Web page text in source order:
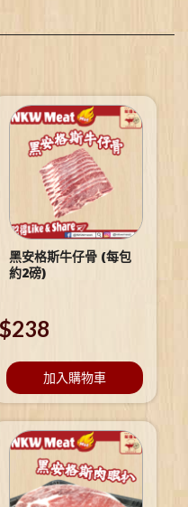
黑安格斯牛仔骨 (每包
約2磅)
$238
加入購物車